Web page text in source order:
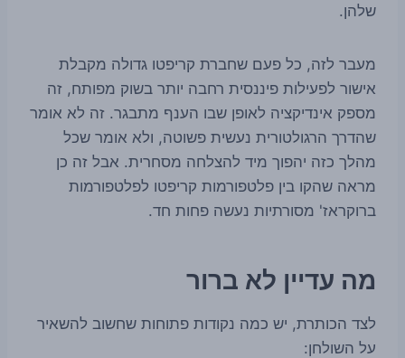
שלהן.
מעבר לזה, כל פעם שחברת קריפטו גדולה מקבלת
אישור לפעילות פיננסית רחבה יותר בשוק מפותח, זה
מספק אינדיקציה לאופן שבו הענף מתבגר. זה לא אומר
שהדרך הרגולטורית נעשית פשוטה, ולא אומר שכל
מהלך כזה יהפוך מיד להצלחה מסחרית. אבל זה כן
מראה שהקו בין פלטפורמות קריפטו לפלטפורמות
ברוקראז' מסורתיות נעשה פחות חד.
מה עדיין לא ברור
לצד הכותרת, יש כמה נקודות פתוחות שחשוב להשאיר
על השולחן: